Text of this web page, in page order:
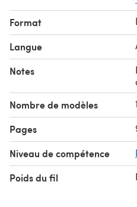
Format
Langue
Notes
Nombre de modèles 1
Pages
Niveau de compétence
Poids du fil